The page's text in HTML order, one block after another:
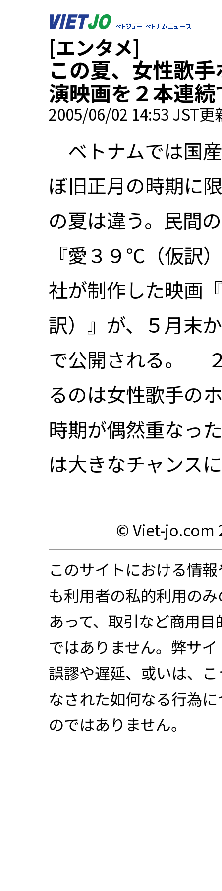
[エンタメ]
この夏、女性歌
演映画を２本連
2005/06/02 14:53 JST更
ベトナムでは国
ぼ旧正月の時期に
の夏は違う。民間
『愛３９℃（仮訳
社が制作した映画
訳）』が、５月末
で公開される。
るのは女性歌手の
時期が偶然重なっ
は大きなチャンス
© Viet-jo.com
このサイトにおける情
も利用者の私的利用の
あって、取引など商用
ではありません。弊サ
誤謬や遅延、或いは、
なされた如何なる行為
のではありません。